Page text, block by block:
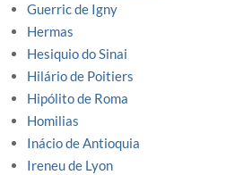
Guerric de Igny
Hermas
Hesiquio do Sinai
Hilário de Poitiers
Hipólito de Roma
Homilias
Inácio de Antioquia
Ireneu de Lyon